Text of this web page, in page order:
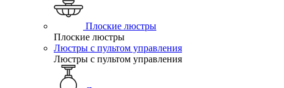
Плоские люстры
Плоские люстры
Люстры с пультом управления
Люстры с пультом управления